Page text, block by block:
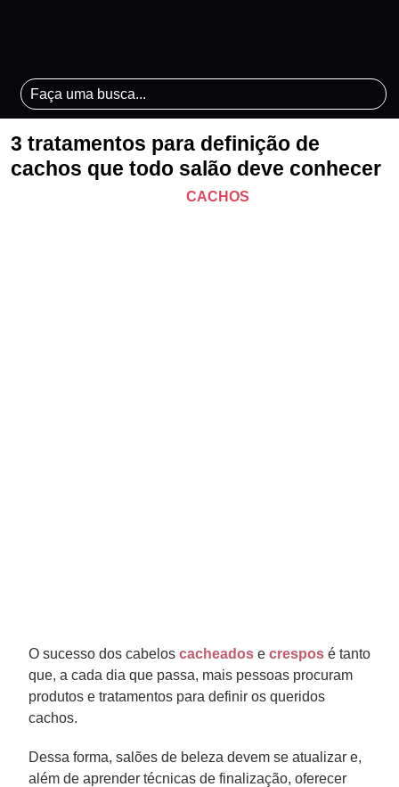
3 tratamentos para definição de
cachos que todo salão deve conhecer
CACHOS
O sucesso dos cabelos cacheados e crespos é tanto
que, a cada dia que passa, mais pessoas procuram
produtos e tratamentos para definir os queridos
cachos.
Dessa forma, salões de beleza devem se atualizar e,
além de aprender técnicas de finalização, oferecer